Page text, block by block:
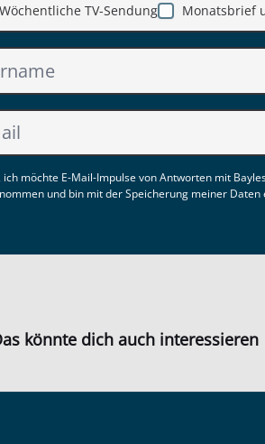
Monatsbrief
Wöchentliche TV-Sendung
ich möchte E-Mail-Impulse von Antworten mit
und bin mit der Speicherung meiner Daten
könnte dich auch interessieren